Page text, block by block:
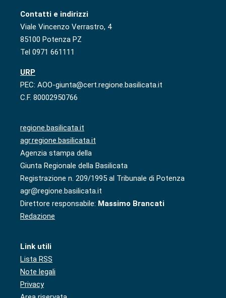
Contatti e indirizzi
Viale Vincenzo Verrastro, 4
85100 Potenza PZ
Tel 0971 661111
URP
PEC: AOO-giunta@cert.regione.basilicata.it
C.F. 80002950766
regione.basilicata.it
agr.regione.basilicata.it
Agenzia stampa della
Giunta Regionale della Basilicata
Registrazione n. 209/1995 al Tribunale di Potenza
agr@regione.basilicata.it
Direttore responsabile: Massimo Brancati
Redazione
Link utili
Lista RSS
Note legali
Privacy